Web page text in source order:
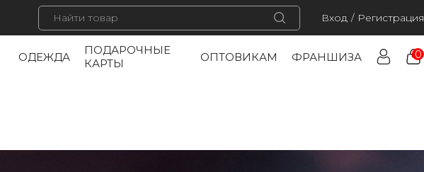
Вход / Регистрация
ОДЕЖДА
ПОДАРОЧНЫЕ
КАРТЫ
ОПТОВИКАМ ФРАНШИЗА 0